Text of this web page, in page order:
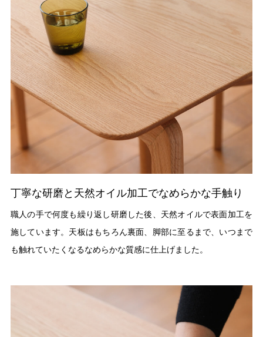
丁寧な研磨と天然オイル加工でなめらかな手触り
職人の手で何度も繰り返し研磨した後、天然オイルで表面加工を
施しています。天板はもちろん裏面、脚部に至るまで、いつまで
も触れていたくなるなめらかな質感に仕上げました。